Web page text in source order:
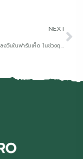
NEXT
แก้ปัญหาแมลงวันในฟาร์มเห็ด ในช่วงฤดูร้อน